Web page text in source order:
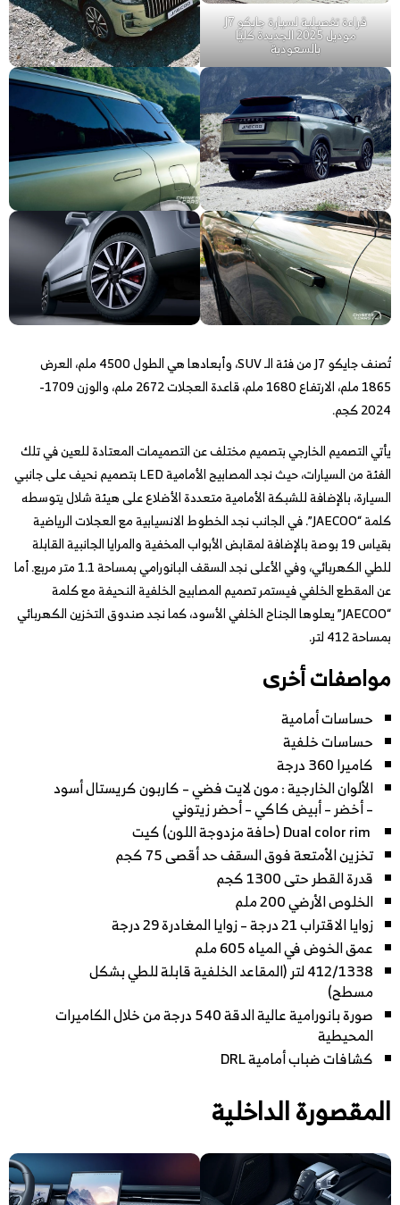
قراءة تفصيلية لسيارة جايكو J7
موديل 2025 الجديدة كليًا
بالسعودية
تُصنف جايكو J7 من فئة الـ SUV، وأبعادها هي الطول 4500 ملم، العرض
1865 ملم، الارتفاع 1680 ملم، قاعدة العجلات 2672 ملم، والوزن 1709-
2024 كجم.
يأتي التصميم الخارجي بتصميم مختلف عن التصميمات المعتادة للعين في تلك
الفئة من السيارات، حيث نجد المصابيح الأمامية LED بتصميم نحيف على جانبي
السيارة، بالإضافة للشبكة الأمامية متعددة الأضلاع على هيئة شلال يتوسطه
كلمة “JAECOO”. في الجانب نجد الخطوط الانسيابية مع العجلات الرياضية
بقياس 19 بوصة بالإضافة لمقابض الأبواب المخفية والمرايا الجانبية القابلة
للطي الكهربائي، وفي الأعلى نجد السقف البانورامي بمساحة 1.1 متر مربع. أما
عن المقطع الخلفي فيستمر تصميم المصابيح الخلفية النحيفة مع كلمة
“JAECOO” يعلوها الجناح الخلفي الأسود، كما نجد صندوق التخزين الكهربائي
بمساحة 412 لتر.
مواصفات أخرى
حساسات أمامية
حساسات خلفية
كاميرا 360 درجة
الألوان الخارجية : مون لايت فضي – كاربون كريستال أسود
– أخضر – أبيض كاكي – أحضر زيتوني
تخزين الأمتعة فوق السقف حد أقصى 75 كجم
قدرة القطر حتى 1300 كجم
الخلوص الأرضي 200 ملم
زوايا الاقتراب 21 درجة – زوايا المغادرة 29 درجة
عمق الخوض في المياه 605 ملم
412/1338 لتر (المقاعد الخلفية قابلة للطي بشكل
مسطح)
صورة بانورامية عالية الدقة 540 درجة من خلال الكاميرات
المحيطية
كشافات ضباب أمامية DRL
المقصورة الداخلية